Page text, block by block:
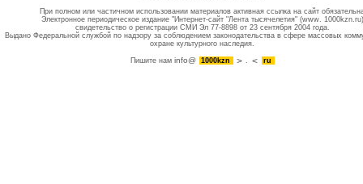
При полном или частичном использовании материалов активная ссылка на сайт
Электронное периодическое издание "Интернет-сайт "Лента тысячелетия" (www. 1000kzn.ru)
свидетельство о регистрации СМИ Эл 77-8898 от 23 сентября 2004 года.
Выдано Федеральной службой по надзору за соблюдением законодательства в сфере массовых
охране культурного наследия.
Пишите намinfo@ 1000kzn . ru